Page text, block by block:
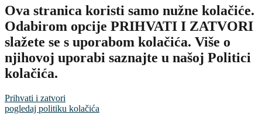
Ova stranica koristi samo nužne kolačiće.
Odabirom opcije PRIHVATI I ZATVORI
slažete se s uporabom kolačića. Više o
njihovoj uporabi saznajte u našoj Politici
kolačića.
Prihvati i zatvori
pogledaj politiku kolačića